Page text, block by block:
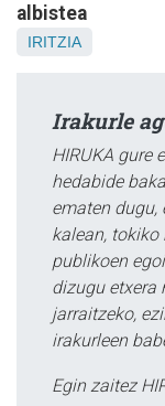
albistea
IRITZIA
Irakurle
HIRUKA gure
hedabide
ematen
kalean, tokiko
publikoen
dizugu etxera
jarraitzeko,
irakurleen
Egin zaitez